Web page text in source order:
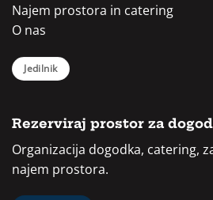
Najem prostora in catering
O nas
Jedilnik
Rezerviraj prostor za
Organizacija dogodka, catering,
najem prostora.